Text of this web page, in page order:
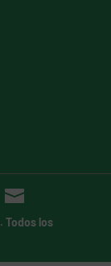
. Todos los